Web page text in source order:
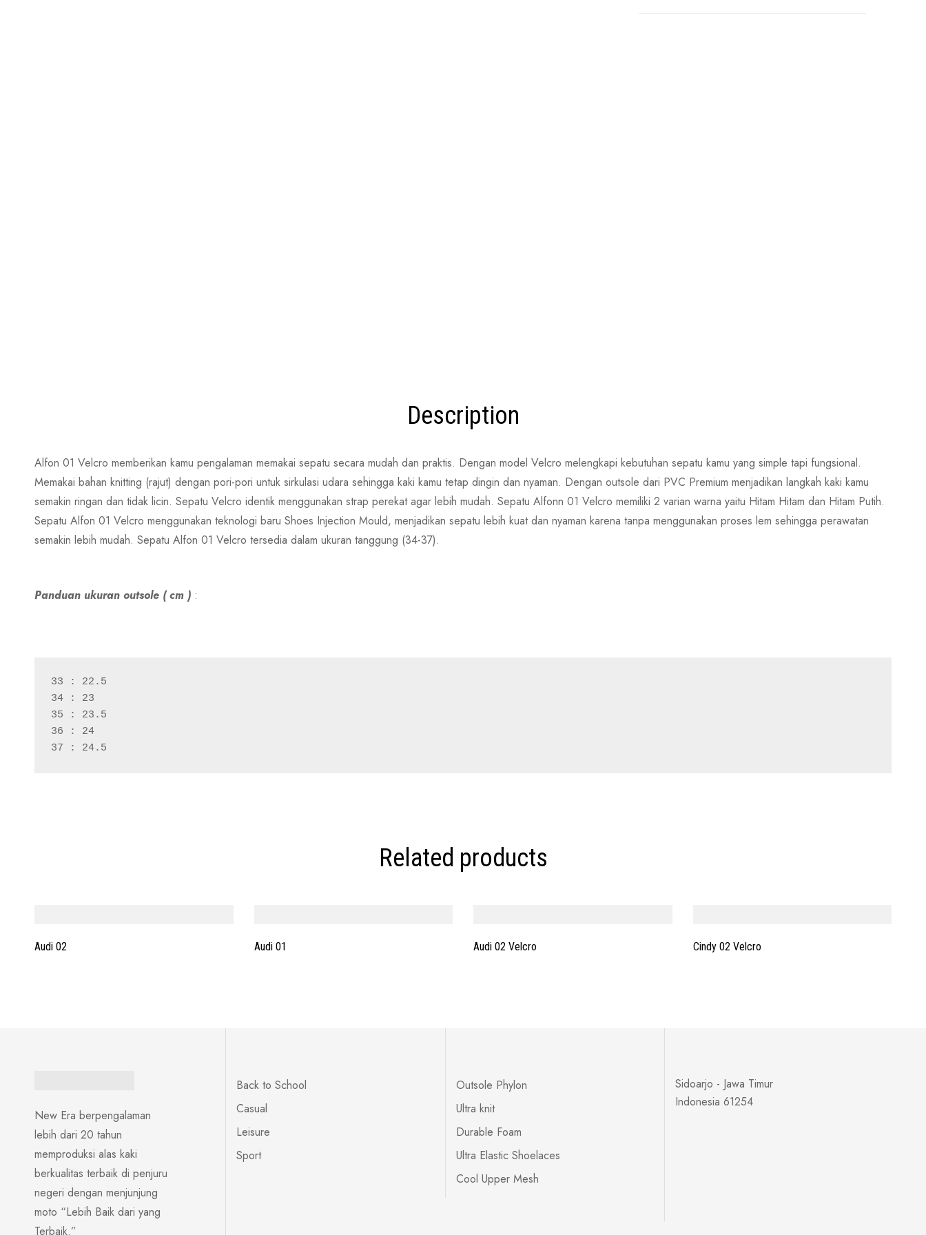
Description
Alfon 01 Velcro memberikan kamu pengalaman memakai sepatu secara mudah dan praktis. Dengan model Velcro melengkapi kebutuhan sepatu kamu yang simple tapi fungsional.
Memakai bahan knitting (rajut) dengan pori-pori untuk sirkulasi udara sehingga kaki kamu tetap dingin dan nyaman. Dengan outsole dari PVC Premium menjadikan langkah kaki kamu
semakin ringan dan tidak licin. Sepatu Velcro identik menggunakan strap perekat agar lebih mudah. Sepatu Alfonn 01 Velcro memiliki 2 varian warna yaitu Hitam Hitam dan Hitam Putih.
Sepatu Alfon 01 Velcro menggunakan teknologi baru Shoes Injection Mould, menjadikan sepatu lebih kuat dan nyaman karena tanpa menggunakan proses lem sehingga perawatan
semakin lebih mudah. Sepatu Alfon 01 Velcro tersedia dalam ukuran tanggung (34-37).
Panduan ukuran outsole ( cm ) :
33 : 22.5
34 : 23
35 : 23.5
36 : 24
37 : 24.5
Related products
Audi 02 Audi 01 Audi 02 Velcro Cindy 02 Velcro
New Era berpengalaman
lebih dari 20 tahun
memproduksi alas kaki
berkualitas terbaik di penjuru
negeri dengan menjunjung
moto “Lebih Baik dari yang
Terbaik.”
Back to School
Casual
Leisure
Sport
Outsole Phylon
Ultra knit
Durable Foam
Ultra Elastic Shoelaces
Cool Upper Mesh
Sidoarjo - Jawa Timur
Indonesia 61254